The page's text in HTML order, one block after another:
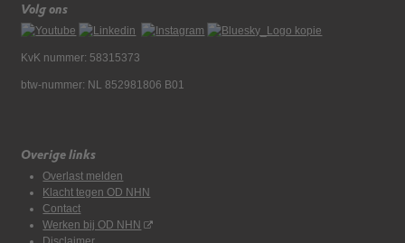
Volg ons
KvK nummer: 58315373
btw-nummer: NL 852981806 B01
Overige links
Overlast melden
Klacht tegen OD NHN
Contact
Werken bij OD NHN